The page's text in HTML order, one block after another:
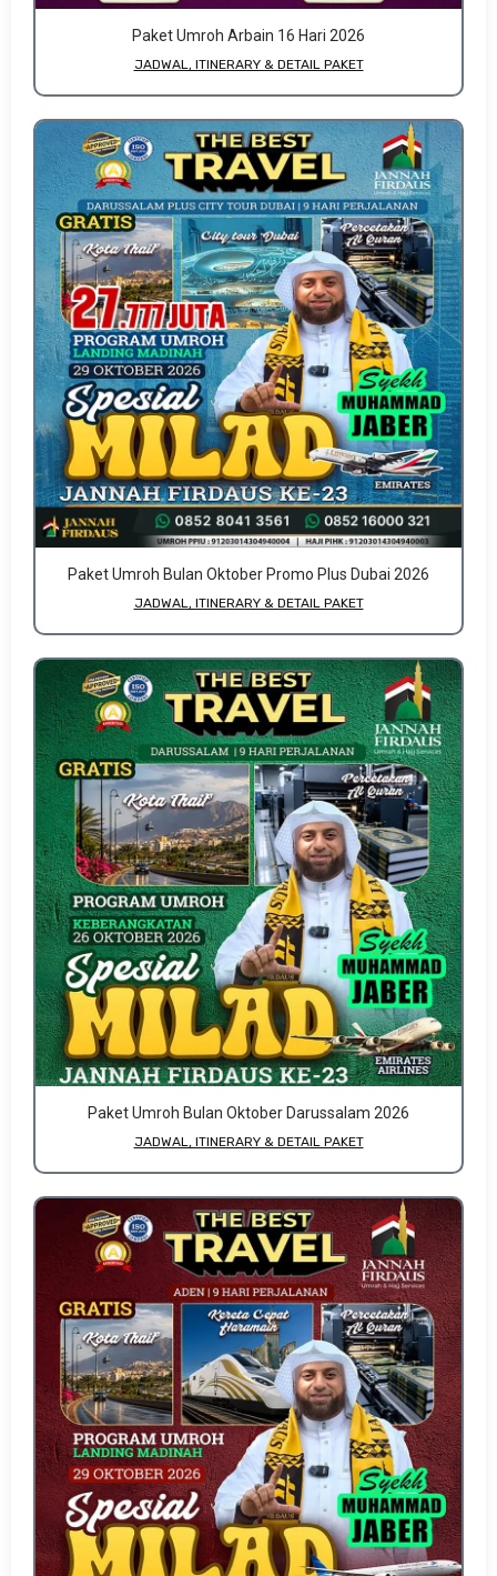
Paket Umroh Arbain 16 Hari 2026
JADWAL, ITINERARY & DETAIL PAKET
Paket Umroh Bulan Oktober Promo Plus Dubai 2026
JADWAL, ITINERARY & DETAIL PAKET
Paket Umroh Bulan Oktober Darussalam 2026
JADWAL, ITINERARY & DETAIL PAKET